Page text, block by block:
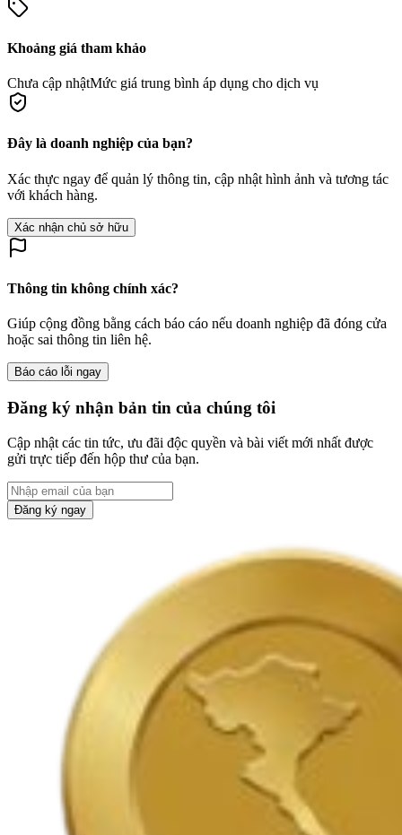
Khoảng giá tham khảo
Chưa cập nhậtMức giá trung bình áp dụng cho dịch vụ
Đây là doanh nghiệp của bạn?
Xác thực ngay để quản lý thông tin, cập nhật hình ảnh và tương tác
với khách hàng.
Xác nhận chủ sở hữu
Thông tin không chính xác?
Giúp cộng đồng bằng cách báo cáo nếu doanh nghiệp đã đóng cửa
hoặc sai thông tin liên hệ.
Báo cáo lỗi ngay
Đăng ký nhận bản tin của chúng tôi
Cập nhật các tin tức, ưu đãi độc quyền và bài viết mới nhất được
gửi trực tiếp đến hộp thư của bạn.
Đăng ký ngay